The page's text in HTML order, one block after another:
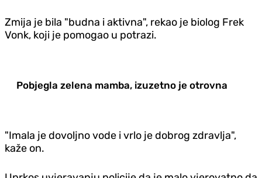
Zmija je bila "budna i aktivna", rekao je biolog Frek
Vonk, koji je pomogao u potrazi.
Pobjegla zelena mamba, izuzetno je otrovna
"Imala je dovoljno vode i vrlo je dobrog zdravlja",
kaže on.